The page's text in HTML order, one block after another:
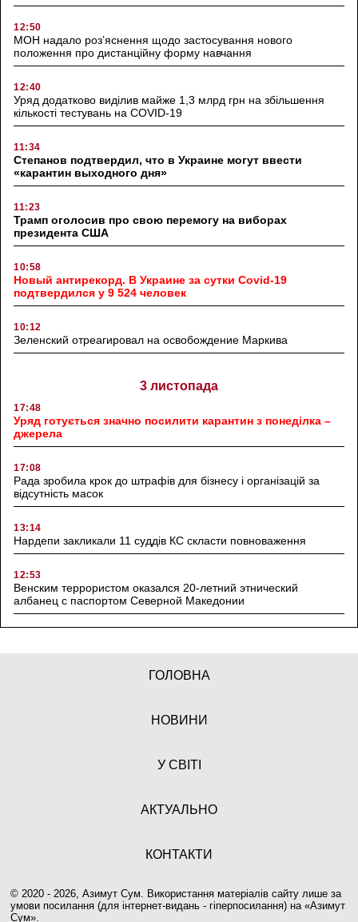
12:50
МОН надало роз’яснення щодо застосування нового
положення про дистанційну форму навчання
12:40
Уряд додатково виділив майже 1,3 млрд грн на збільшення
кількості тестувань на COVID-19
11:34
Степанов подтвердил, что в Украине могут ввести
«карантин выходного дня»
11:23
Трамп оголосив про свою перемогу на виборах
президента США
10:58
Новый антирекорд. В Украине за сутки Covid-19
подтвердился у 9 524 человек
10:12
Зеленский отреагировал на освобождение Маркива
3 листопада
17:48
Уряд готується значно посилити карантин з понеділка –
джерела
17:08
Рада зробила крок до штрафів для бізнесу і організацій за
відсутність масок
13:14
Нардепи закликали 11 суддів КС скласти повноваження
12:53
Венским террористом оказался 20-летний этнический
албанец с паспортом Северной Македонии
ГОЛОВНА
НОВИНИ
У СВІТІ
АКТУАЛЬНО
КОНТАКТИ
© 2020 - 2026, Азимут Сум. Використання матеріалів сайту лише за
умови посилання (для інтернет-видань - гіперпосилання) на «Азимут
Сум».